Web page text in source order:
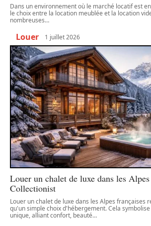
Dans un environnement où le marché locatif est
le choix entre la location meublée et la location
nombreuses…
Louer 1 juillet 2026
Louer un chalet de luxe dans les
Collectionist
Louer un chalet de luxe dans les Alpes françaises
qu'un simple choix d'hébergement. Cela
unique, alliant confort, beauté…